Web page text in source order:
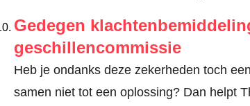
Gedegen
geschillencommissie
Heb je ondanks deze zekerheden toch
samen niet tot een oplossing? Dan helpt